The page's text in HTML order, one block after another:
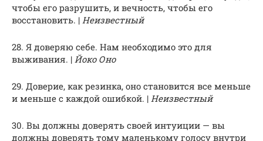
чтобы его разрушить, и вечность, чтобы его
восстановить. | Неизвестный
28. Я доверяю себе. Нам необходимо это для
выживания. | Йоко Оно
29. Доверие, как резинка, оно становится все меньше
и меньше с каждой ошибкой. | Неизвестный
30. Вы должны доверять своей интуиции — вы
должны доверять тому маленькому голосу внутри